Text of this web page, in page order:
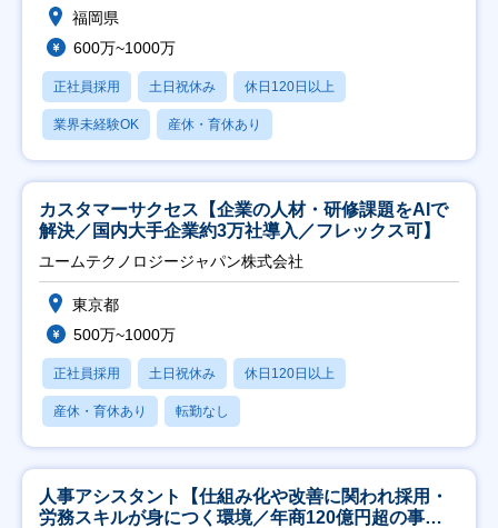
福岡県
600万~1000万
正社員採用 土日祝休み 休日120日以上
業界未経験OK 産休・育休あり
カスタマーサクセス【企業の人材・研修課題をAIで
解決／国内大手企業約3万社導入／フレックス可】
ユームテクノロジージャパン株式会社
東京都
500万~1000万
正社員採用 土日祝休み 休日120日以上
産休・育休あり 転勤なし
人事アシスタント【仕組み化や改善に関われ採用・
労務スキルが身につく環境／年商120億円超の事業